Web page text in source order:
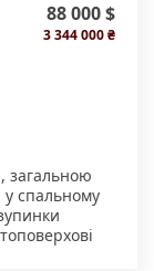
88 000 $
3 344 000 ₴
загальною
спальному